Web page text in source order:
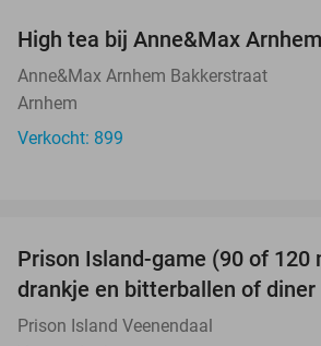
High tea bij Anne&Max
Anne&Max Arnhem Bakkerstraat
Arnhem
Verkocht: 899
Prison Island-game (90 of 120
drankje en bitterballen of diner
Prison Island Veenendaal